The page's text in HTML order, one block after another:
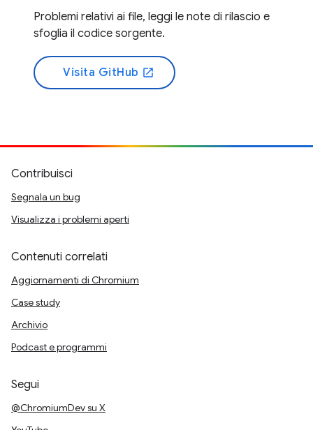
Problemi relativi ai file, leggi le note di rilascio e
sfoglia il codice sorgente.
Visita GitHub open_in_new
Contribuisci
Segnala un bug
Visualizza i problemi aperti
Contenuti correlati
Aggiornamenti di Chromium
Case study
Archivio
Podcast e programmi
Segui
@ChromiumDev su X